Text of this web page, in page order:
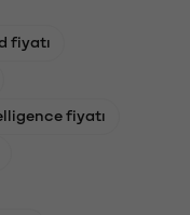
fiyatı
fiyatı